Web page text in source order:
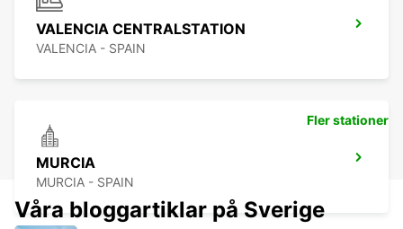
VALENCIA CENTRALSTATION
VALENCIA - SPAIN
MURCIA
MURCIA - SPAIN
Fler stationer
Våra bloggartiklar på Sverige